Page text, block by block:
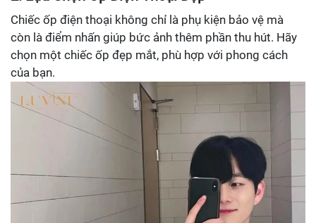
Chiếc ốp điện thoại không chỉ là phụ kiện bảo vệ mà
còn là điểm nhấn giúp bức ảnh thêm phần thu hút. Hãy
chọn một chiếc ốp đẹp mắt, phù hợp với phong cách
của bạn.